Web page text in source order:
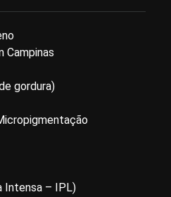
Campinas
gordura)
Intensa – IPL)